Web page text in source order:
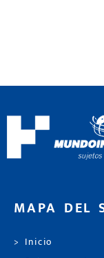
MAPA DEL
> Inicio